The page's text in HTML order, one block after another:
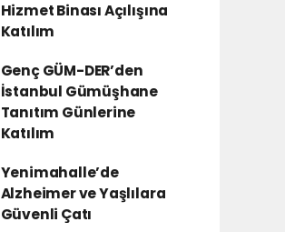
Hizmet Binası Açılışına
Katılım
Genç GÜM-DER’den
İstanbul Gümüşhane
Tanıtım Günlerine
Katılım
Yenimahalle’de
Alzheimer ve Yaşlılara
Güvenli Çatı